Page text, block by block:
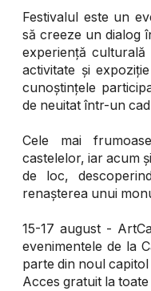
Festivalul este un
să creeze un dialog
experiență culturală
activitate și
cunoștințele
de neuitat într-un
Cele mai
castelelor, iar acum
de loc,
renașterea unui
15-17 august -
evenimentele de la
parte din noul capitol
Acces gratuit la